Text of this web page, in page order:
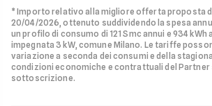
* Importo relativo alla migliore offerta proposta
20/04/2026, ottenuto suddividendo la spesa
un profilo di consumo di 121 Smc annui e 934 kWh
impegnata 3 kW, comune Milano. Le tariffe
variazione a seconda dei consumi e della
condizioni economiche e contrattuali del Partner
sottoscrizione.